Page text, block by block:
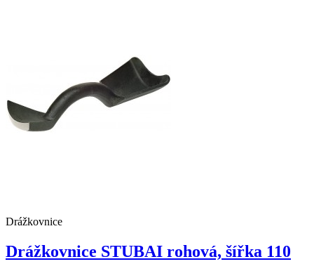
Drážkovnice
Drážkovnice STUBAI rohová, šířka 110